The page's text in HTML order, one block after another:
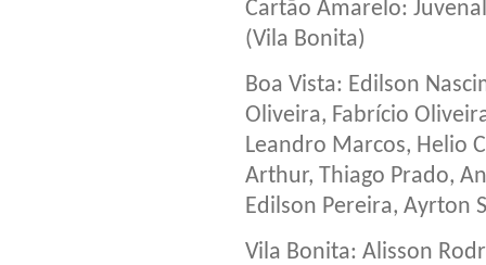
Cartão Amarelo:
(Vila Bonita)
Boa Vista: Edilson
Oliveira, Fabrício
Leandro Marcos, Helio
Arthur, Thiago Prado,
Edilson Pereira, Ayrton
Vila Bonita: Alisson